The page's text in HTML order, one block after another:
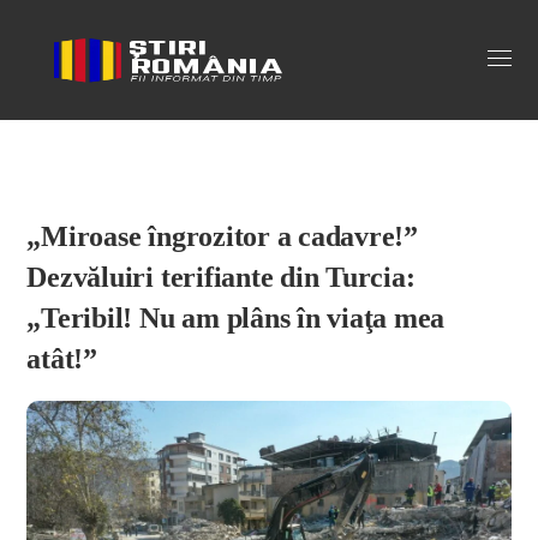
Stiri Romania
„Miroase îngrozitor a cadavre!”
Dezvăluiri terifiante din Turcia:
„Teribil! Nu am plâns în viaţa mea
atât!”